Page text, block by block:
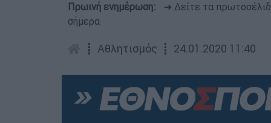
Πρωινή ενημέρωση: ➔ Δείτε τα
σήμερα
┋ Αθλητισμός ┋ 24.01.2020 11:40